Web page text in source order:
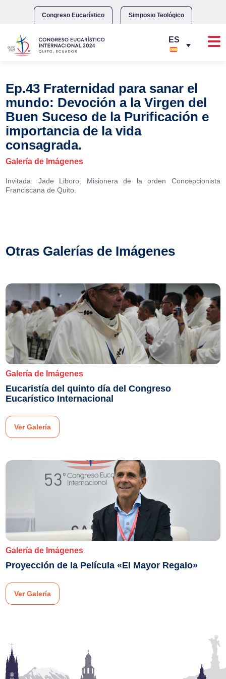
Congreso Eucarístico Simposio Teológico
Ep.43 Fraternidad para sanar el
mundo: Devoción a la Virgen del
Buen Suceso de la Purificación e
importancia de la vida
consagrada.
Galería de Imágenes
Invitada: Jade Liboro, Misionera de la orden Concepcionista
Franciscana de Quito.
Otras Galerías de Imágenes
Galería de Imágenes
Eucaristía del quinto día del Congreso
Eucarístico Internacional
Ver Galería
Galería de Imágenes
Proyección de la Película «El Mayor Regalo»
Ver Galería